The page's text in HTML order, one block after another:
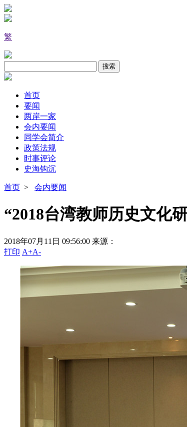
繁
首页
要闻
两岸一家
会内要闻
同学会简介
政策法规
时事评论
史海钩沉
首页 > 会内要闻
“2018台湾教师历史文化
2018年07月11日 09:56:00 来源：
打印 A+A-